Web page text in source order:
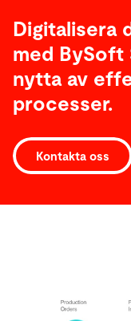
Digitalisera
med BySoft
nytta av
processer.
Kontakta oss